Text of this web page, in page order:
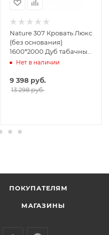
Nature 307 Кровать Люкс
(без основания)
1600*2000 Дуб табачный
Craft-Черный
Нет в наличии
9 398 руб.
13 298 руб.
ПОКУПАТЕЛЯМ
МАГАЗИНЫ